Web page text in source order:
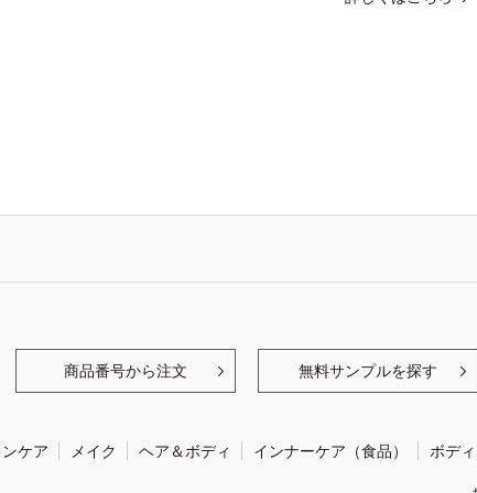
商品番号から注文 無料サンプルを探す
ケア メイク ヘア＆ボディ インナーケア（食品） ボデ